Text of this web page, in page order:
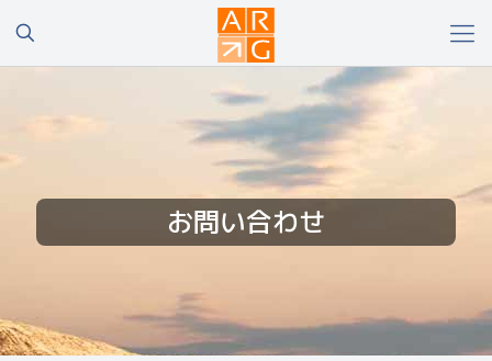
お問い合わせ